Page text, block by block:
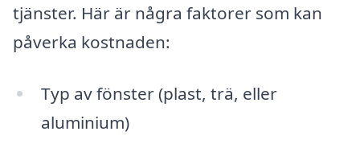
tjänster. Här är några faktorer som kan
påverka kostnaden:
Typ av fönster (plast, trä, eller
aluminium)